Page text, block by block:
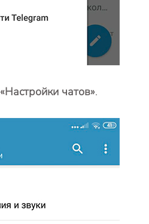
«Настройки чатов».